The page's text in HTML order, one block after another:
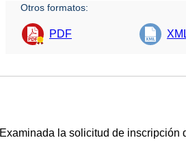
Otros formatos:
PDF
Examinada la solicitud de inscripción